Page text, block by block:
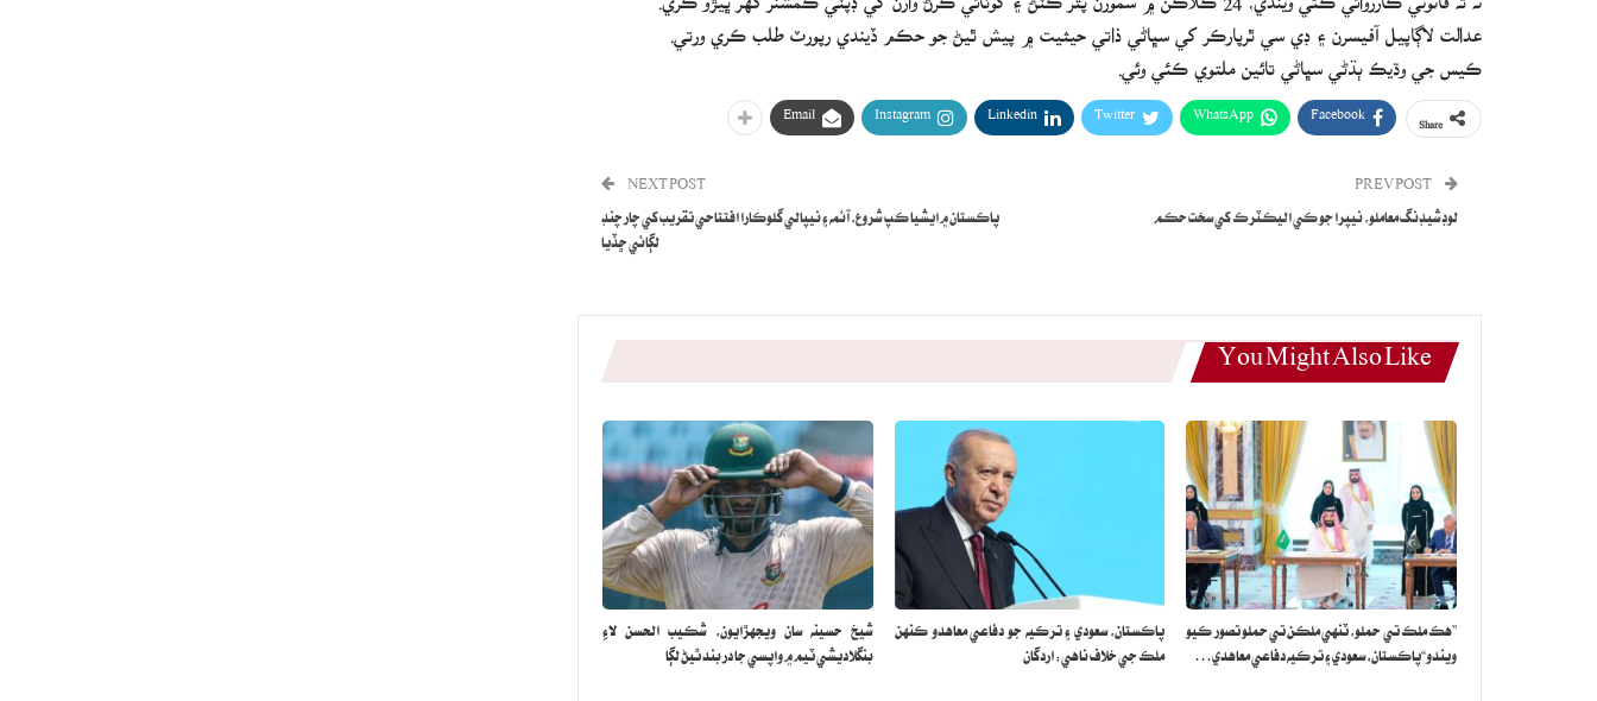
عدالت لاڳاپيل آفيسرن ۽ ڊي سي ٿرپارڪر کي سڀاڻي ذاتي حيثيت ۾ پيش ٿيڻ جو حڪم ڏيندي رپورٽ طلب ڪري ورتي.
ڪيس جي وڌيڪ ٻڌڻي سڀاڻي تائين ملتوي ڪئي وئي.
Facebook
WhatsApp
Twitter
Linkedin
Instagram
Email
لوڊشيڊنگ معاملو، نيپرا جو ڪي اليڪٽرڪ کي سخت حڪم
NEXT POST
پاڪستان ۾ ايشيا ڪپ شروع، آئمه ۽ نيپالي گلوڪارا افتتاحي تقريب کي چار چنڊ
لڳائي ڇڏيا
You Might Also Like
”هڪ ملڪ تي حملو، ٽنهي ملڪن تي حملو تصور ڪيو
ويندو“پاڪستان، سعودي ۽ ترڪيه دفاعي معاهدي…
پاڪستان، سعودي ۽ ترڪيه جو دفاعي معاهدو ڪنهن
ملڪ جي خلاف ناهي: اردگان
شيخ حسينه سان ويجهڙايون، شڪيب الحسن لاءِ
بنگلاديشي ٽيم ۾ واپسي جا در بند ٿيڻ لڳا